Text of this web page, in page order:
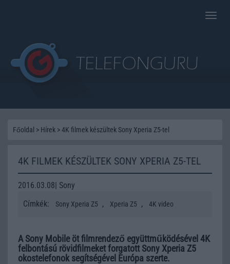
Toggle
Főoldal > Hírek >4K filmek készültek Sony Xperia Z5-tel
4K FILMEK KÉSZÜLTEK SONY XPERIA Z5-TEL
2016.03.08| Sony
Címkék:
Sony Xperia Z5 , Xperia Z5 , 4K video
A Sony Mobile öt filmrendező együttműködésével 4K
felbontású rövidfilmeket forgatott Sony Xperia Z5
okostelefonok segítségével Európa szerte.